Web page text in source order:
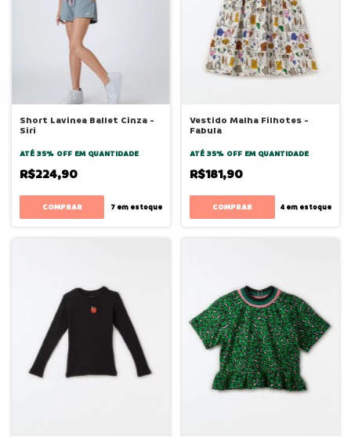
Short Lavinea Ballet Cinza -
Siri
ATÉ 35% OFF EM QUANTIDADE
R$224,90
COMPRAR 7em estoque
Vestido Malha Filhotes -
Fabula
ATÉ 35% OFF EM QUANTIDADE
R$181,90
COMPRAR 4 em estoque